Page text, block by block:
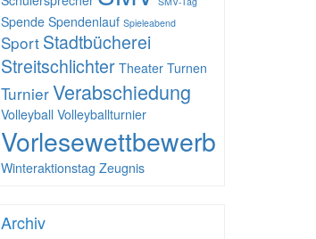
Spende Spendenlauf Spieleabend
Sport Stadtbücherei
Streitschlichter Theater Turnen
TurnierVerabschiedung
Volleyball Volleyballturnier
Vorlesewettbewerb
Winteraktionstag Zeugnis
Archiv